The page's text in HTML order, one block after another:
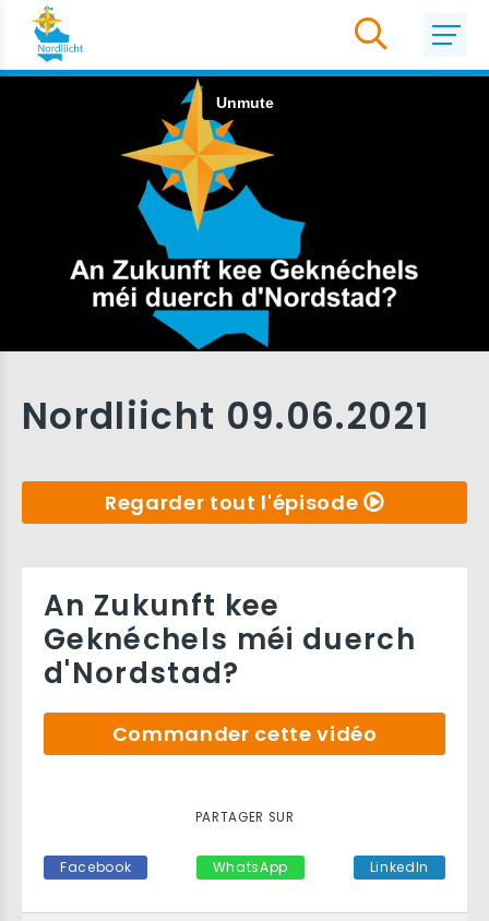
Nordliicht 09.06.2021
Regarder tout l'épisode
An Zukunft kee
Geknéchels méi duerch
d'Nordstad?
Commander cette vidéo
PARTAGER SUR
Facebook WhatsApp LinkedIn